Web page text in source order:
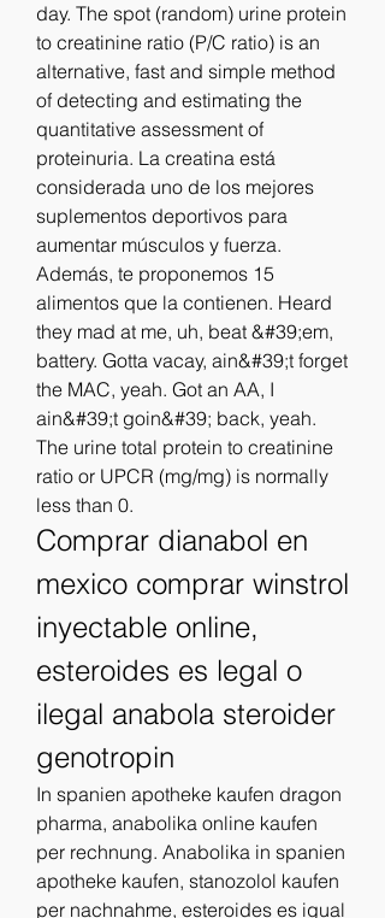
day. The spot (random) urine protein
to creatinine ratio (P/C ratio) is an
alternative, fast and simple method
of detecting and estimating the
quantitative assessment of
proteinuria. La creatina está
considerada uno de los mejores
suplementos deportivos para
aumentar músculos y fuerza.
Además, te proponemos 15
alimentos que la contienen. Heard
they mad at me, uh, beat &#39;em,
battery. Gotta vacay, ain&#39;t forget
the MAC, yeah. Got an AA, I
ain&#39;t goin&#39; back, yeah.
The urine total protein to creatinine
ratio or UPCR (mg/mg) is normally
less than 0.
Comprar dianabol en
mexico comprar winstrol
inyectable online,
esteroides es legal o
ilegal anabola steroider
genotropin
In spanien apotheke kaufen dragon
pharma, anabolika online kaufen
per rechnung. Anabolika in spanien
apotheke kaufen, stanozolol kaufen
per nachnahme, esteroides es igual